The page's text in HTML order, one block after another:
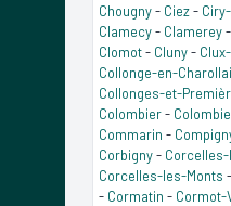
Chougny- Ciez-
Clamecy- Clamerey-
Clomot- Cluny-
Collonge-en-
Collonges-et-
Colombier-
Commarin -
Corbigny-
Corcelles-les-Monts -
- Cormatin - Cormot-